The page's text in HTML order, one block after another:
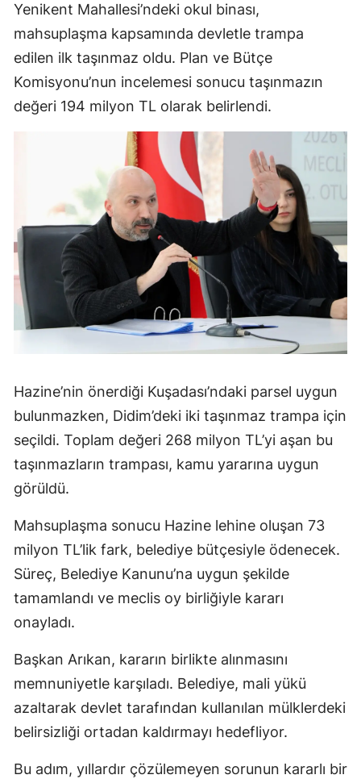
Yenikent Mahallesi’ndeki okul binası,
mahsuplaşma kapsamında devletle trampa
edilen ilk taşınmaz oldu. Plan ve Bütçe
Komisyonu’nun incelemesi sonucu taşınmazın
değeri 194 milyon TL olarak belirlendi.
Hazine’nin önerdiği Kuşadası’ndaki parsel uygun
bulunmazken, Didim’deki iki taşınmaz trampa için
seçildi. Toplam değeri 268 milyon TL’yi aşan bu
taşınmazların trampası, kamu yararına uygun
görüldü.
Mahsuplaşma sonucu Hazine lehine oluşan 73
milyon TL’lik fark, belediye bütçesiyle ödenecek.
Süreç, Belediye Kanunu’na uygun şekilde
tamamlandı ve meclis oy birliğiyle kararı
onayladı.
Başkan Arıkan, kararın birlikte alınmasını
memnuniyetle karşıladı. Belediye, mali yükü
azaltarak devlet tarafından kullanılan mülklerdeki
belirsizliği ortadan kaldırmayı hedefliyor.
Bu adım, yıllardır çözülemeyen sorunun kararlı bir